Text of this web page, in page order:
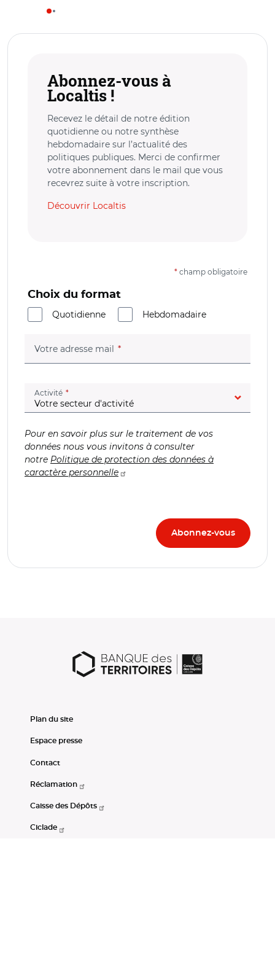
Abonnez-vous à
Localtis !
Recevez le détail de notre édition
quotidienne ou notre synthèse
hebdomadaire sur l’actualité des
politiques publiques. Merci de confirmer
votre abonnement dans le mail que vous
recevrez suite à votre inscription.
Découvrir Localtis
* champ obligatoire
Choix du format
Quotidienne
Hebdomadaire
Votre adresse mail (champ obligatoire)
Activité (champ obligatoire)
Pour en savoir plus sur le traitement de vos
données nous vous invitons à consulter
notre Politique de protection des données à
caractère personnelle
Plan du site
Espace presse
Contact
Réclamation
Caisse des Dépôts
Ciclade